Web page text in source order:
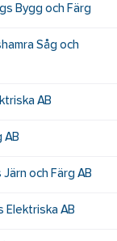
Bygg och Färg
Såg och
AB
AB
Järn och Färg AB
Elektriska AB